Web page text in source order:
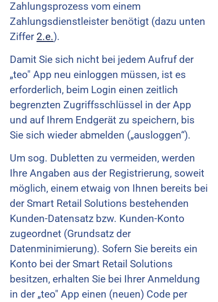
Zahlungsprozess vom einem
Zahlungsdienstleister benötigt (dazu unten
Ziffer 2.e.).
Damit Sie sich nicht bei jedem Aufruf der
„teo" App neu einloggen müssen, ist es
erforderlich, beim Login einen zeitlich
begrenzten Zugriffsschlüssel in der App
und auf Ihrem Endgerät zu speichern, bis
Sie sich wieder abmelden („ausloggen“).
Um sog. Dubletten zu vermeiden, werden
Ihre Angaben aus der Registrierung, soweit
möglich, einem etwaig von Ihnen bereits bei
der Smart Retail Solutions bestehenden
Kunden-Datensatz bzw. Kunden-Konto
zugeordnet (Grundsatz der
Datenminimierung). Sofern Sie bereits ein
Konto bei der Smart Retail Solutions
besitzen, erhalten Sie bei Ihrer Anmeldung
in der „teo" App einen (neuen) Code per